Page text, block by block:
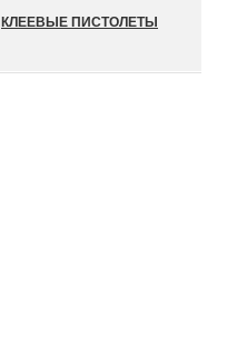
КЛЕЕВЫЕ ПИСТОЛЕТЫ